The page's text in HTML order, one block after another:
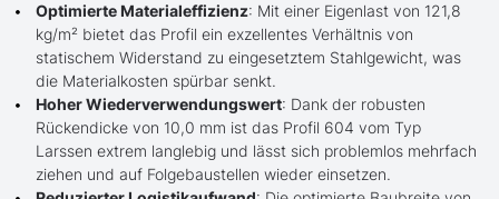
Optimierte Materialeffizienz: Mit einer Eigenlast von 121,8
kg/m² bietet das Profil ein exzellentes Verhältnis von
statischem Widerstand zu eingesetztem Stahlgewicht, was
die Materialkosten spürbar senkt.
Hoher Wiederverwendungswert: Dank der robusten
Rückendicke von 10,0 mm ist das Profil 604 vom Typ
Larssen extrem langlebig und lässt sich problemlos mehrfach
ziehen und auf Folgebaustellen wieder einsetzen.